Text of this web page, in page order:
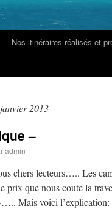
Nos itinéraires réalisés et
janvier 2013
–
admin
chers lecteurs….. Les
prix que nous coute la
Mais voici